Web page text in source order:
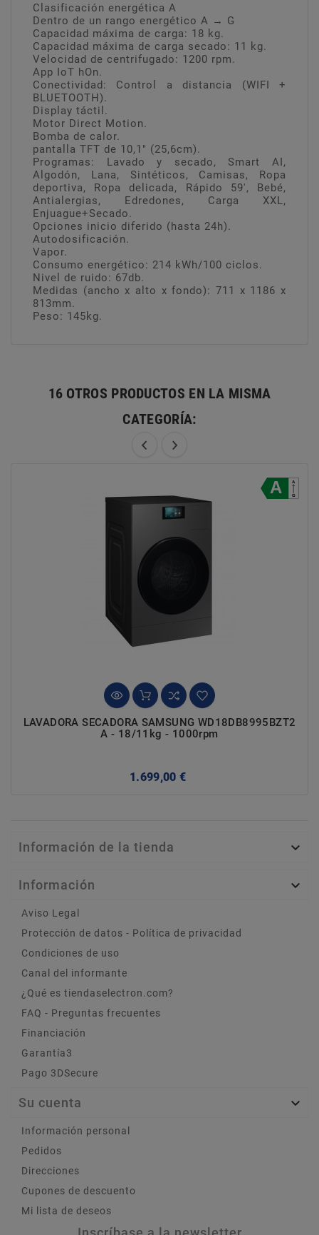
Clasificación energética A
Dentro de un rango energético A → G
Capacidad máxima de carga: 18 kg.
Capacidad máxima de carga secado: 11 kg.
Velocidad de centrifugado: 1200 rpm.
App IoT hOn.
Conectividad: Control a distancia (WIFI +
BLUETOOTH).
Display táctil.
Motor Direct Motion.
Bomba de calor.
pantalla TFT de 10,1" (25,6cm).
Programas: Lavado y secado, Smart AI,
Algodón, Lana, Sintéticos, Camisas, Ropa
deportiva, Ropa delicada, Rápido 59', Bebé,
Antialergias, Edredones, Carga XXL,
Enjuague+Secado.
Opciones inicio diferido (hasta 24h).
Autodosificación.
Vapor.
Consumo energético: 214 kWh/100 ciclos.
Nivel de ruido: 67db.
Medidas (ancho x alto x fondo): 711 x 1186 x
813mm.
Peso: 145kg.
16 OTROS PRODUCTOS EN LA MISMA
CATEGORÍA:
LAVADORA SECADORA SAMSUNG WD18DB8995BZT2
A - 18/11kg - 1000rpm
1.699,00 €
Información de la tienda 
Información 
Aviso Legal
Protección de datos - Política de privacidad
Condiciones de uso
Canal del informante
¿Qué es tiendaselectron.com?
FAQ - Preguntas frecuentes
Financiación
Garantía3
Pago 3DSecure
Su cuenta 
Información personal
Pedidos
Direcciones
Cupones de descuento
Mi lista de deseos